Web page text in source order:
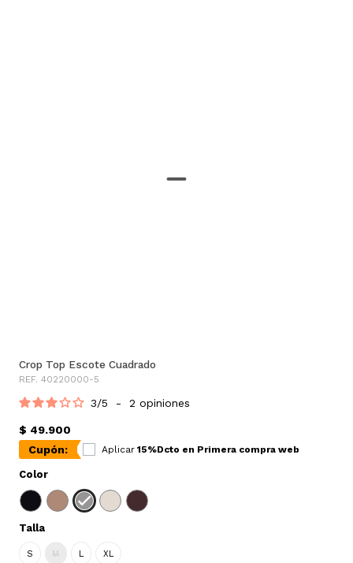
Crop Top Escote Cuadrado
REF. 40220000-5
3/5 - 2 opiniones
$ 49.900
Cupón:
Aplicar 15%Dcto en Primera compra web
Color
Talla
S M L XL